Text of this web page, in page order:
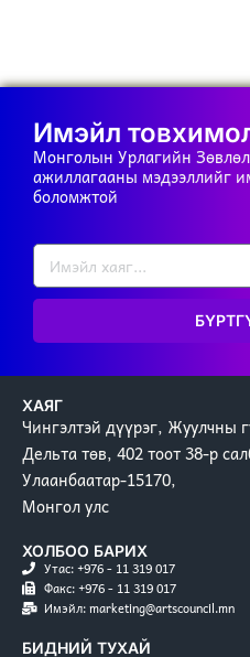
Имэйл
Монголын Урлагийн
ажиллагааны мэдээллийг
боломжтой
ХАЯГ
Чингэлтэй дүүрэг, Жуулчны
Дельта төв, 402 тоот 38-р
Улаанбаатар-15170,
Монгол улс
ХОЛБОО БАРИХ
Утас: +976 - 11 319 017
Факс: +976 - 11 319 017
Имэйл: marketing@artscouncil.mn
БИДНИЙ ТУХАЙ